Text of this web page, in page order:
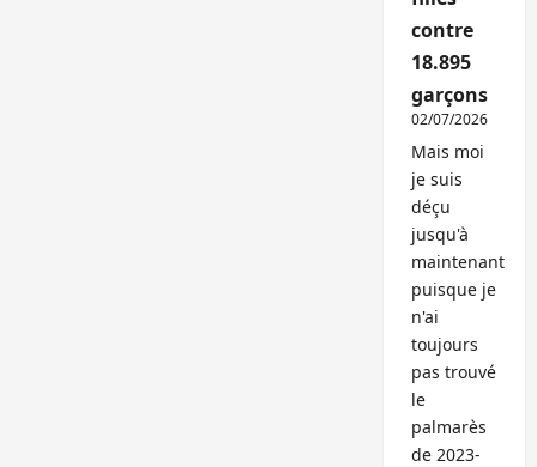
contre
18.895
garçons
02/07/2026
Mais moi
je suis
déçu
jusqu'à
maintenant
puisque je
n'ai
toujours
pas trouvé
le
palmarès
de 2023-